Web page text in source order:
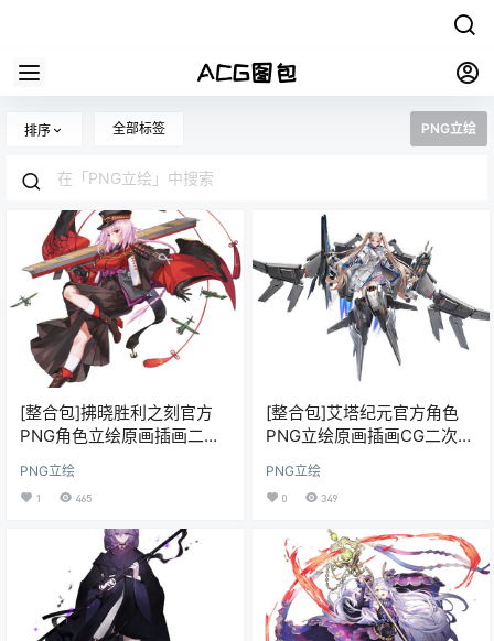
排序 全部标签 PNG立绘
[整合包]拂晓胜利之刻官方
PNG角色立绘原画插画二次
元游戏美术设计图片集
PNG立绘
1 465
[整合包]艾塔纪元官方角色
PNG立绘原画插画CG二次元
游戏美术设计图片素材
PNG立绘
0 349